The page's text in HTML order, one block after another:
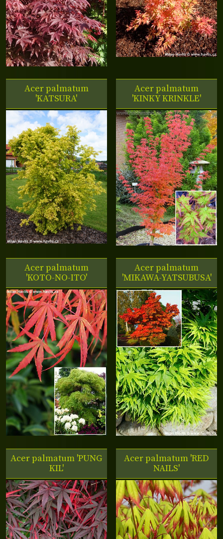
Acer palmatum
'KATSURA'
Acer palmatum
'KINKY KRINKLE'
Acer palmatum
'KOTO-NO-ITO'
Acer palmatum
'MIKAWA-YATSUBUSA'
Acer palmatum 'PUNG
KIL'
Acer palmatum 'RED
NAILS'